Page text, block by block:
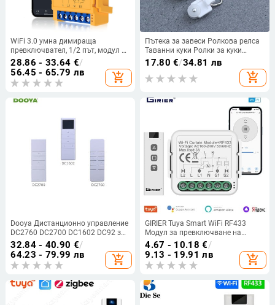
WiFi 3.0 умна димираща
превключвател, 1/2 път, модул за
осветление с управление чрез
приложение, CE сертифициран
28.86 - 33.64 €/
56.45 - 65.79 лв
add_shopping_cart
Пътека за завеси Ролкова релса
Таванни куки Ролки за куки
Носеща душ Пердета Монтаж на
ролка Плъзгачи Плъзгаща се
форма на завеси
17.80 €/34.81 лв
add_shopping_cart
Dooya Дистанционно управление
DC2760 DC2700 DC1602 DC92 за
Dooya електрически мотор за
завеси
KT320/DT52/KT82TN/DT360,
Аксесоари за завеси
32.84 - 40.90 €/
64.23 - 79.99 лв
add_shopping_cart
GIRIER Tuya Smart WiFi RF433
Модул за превключване на
завеси за електрически мотор за
ролетни щори 1 Gang Works Alexa
Alice Google Home
4.67 - 10.18 €/
9.13 - 19.91 лв
add_shopping_cart